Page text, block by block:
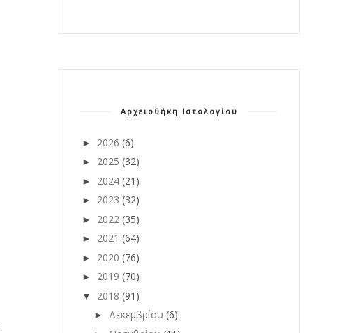
Αρχειοθήκη Ιστολογίου
► 2026 (6)
► 2025 (32)
► 2024 (21)
► 2023 (32)
► 2022 (35)
► 2021 (64)
► 2020 (76)
► 2019 (70)
▼ 2018 (91)
► Δεκεμβρίου (6)